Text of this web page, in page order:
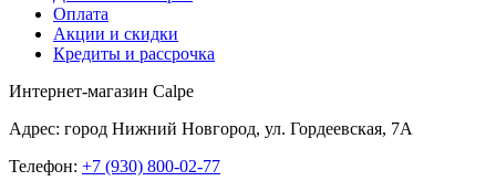
Оплата
Акции и скидки
Кредиты и рассрочка
Интернет-магазин Calpe
Адрес: город Нижний Новгород, ул. Гордеевская, 7А
Телефон: +7 (930) 800-02-77